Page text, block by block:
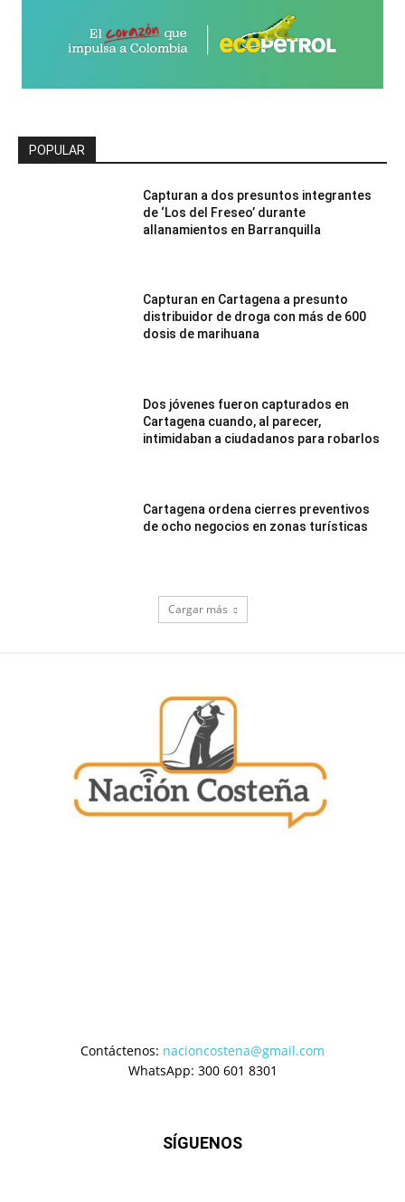
POPULAR
Capturan a dos presuntos integrantes
de ‘Los del Freseo’ durante
allanamientos en Barranquilla
Capturan en Cartagena a presunto
distribuidor de droga con más de 600
dosis de marihuana
Dos jóvenes fueron capturados en
Cartagena cuando, al parecer,
intimidaban a ciudadanos para robarlos
Cartagena ordena cierres preventivos
de ocho negocios en zonas turísticas
Cargar más
Contáctenos: nacioncostena@gmail.com
WhatsApp: 300 601 8301
SÍGUENOS